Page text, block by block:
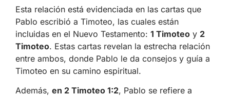
Esta relación está evidenciada en las cartas que
Pablo escribió a Timoteo, las cuales están
incluidas en el Nuevo Testamento: 1 Timoteo y 2
Timoteo. Estas cartas revelan la estrecha relación
entre ambos, donde Pablo le da consejos y guía a
Timoteo en su camino espiritual.
Además, en 2 Timoteo 1:2, Pablo se refiere a